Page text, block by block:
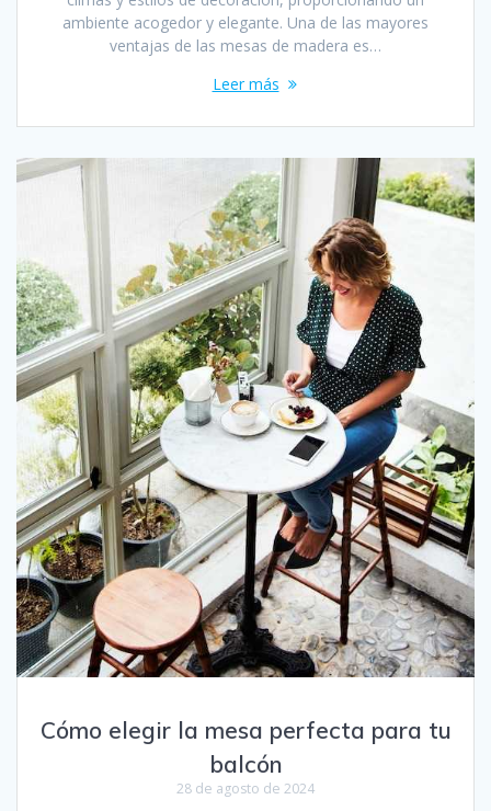
ambiente acogedor y elegante. Una de las mayores
ventajas de las mesas de madera es…
Leer más
Cómo elegir la mesa perfecta para tu
balcón
28 de agosto de 2024